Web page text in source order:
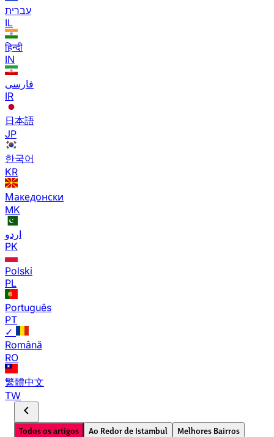
עברית
IL
हिन्दी
IN
فارسی
IR
日本語
JP
한국어
KR
Македонски
MK
اردو
PK
Polski
PL
Português
PT
✓
Română
RO
繁體中文
TW
chevron_left
Todos os artigos Ao Redor de Istambul
Melhores Bairros